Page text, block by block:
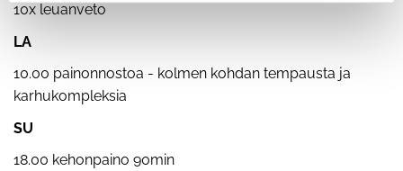
10x leuanveto
LA
10.00 painonnostoa - kolmen kohdan tempausta ja
karhukompleksia
SU
18.00 kehonpaino 90min